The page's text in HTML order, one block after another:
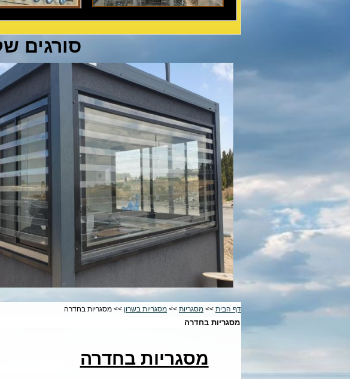
סורגים
דף הבית >> מסגריות >> מסגריות בשרון >> מסגריות בחדרה
מסגריות בחדרה
מסגריות בחדרה